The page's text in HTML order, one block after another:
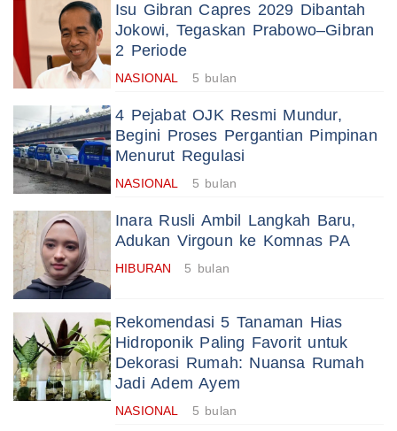
Isu Gibran Capres 2029 Dibantah
Jokowi, Tegaskan Prabowo–Gibran
2 Periode
NASIONAL 5 bulan
4 Pejabat OJK Resmi Mundur,
Begini Proses Pergantian Pimpinan
Menurut Regulasi
NASIONAL 5 bulan
Inara Rusli Ambil Langkah Baru,
Adukan Virgoun ke Komnas PA
HIBURAN 5 bulan
Rekomendasi 5 Tanaman Hias
Hidroponik Paling Favorit untuk
Dekorasi Rumah: Nuansa Rumah
Jadi Adem Ayem
NASIONAL 5 bulan